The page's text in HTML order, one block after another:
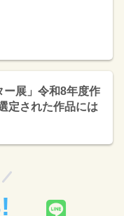
展」令和8年度作
定された作品には